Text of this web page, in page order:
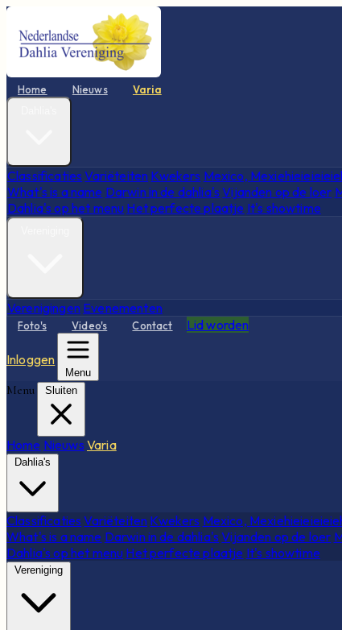
Home Nieuws Varia
Classificaties Variëteiten Kwekers Mexico,
What's is a name Darwin in de dahlia's Vijanden op de loer
Dahlia's op het menu Het perfecte plaatje It's showtime
Verenigingen Evenementen
Foto's Video's Contact Lid worden
Inloggen
Menu
Menu Sluiten
Home Nieuws Varia
Dahlia's
Classificaties Variëteiten Kwekers Mexico,
What's is a name Darwin in de dahlia's Vijanden op de loer
Dahlia's op het menu Het perfecte plaatje It's showtime
Vereniging